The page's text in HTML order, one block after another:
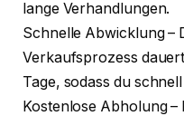
lange Verhandlungen.
Schnelle Abwicklung –
Verkaufsprozess
Tage, sodass du
Kostenlose Abholung –